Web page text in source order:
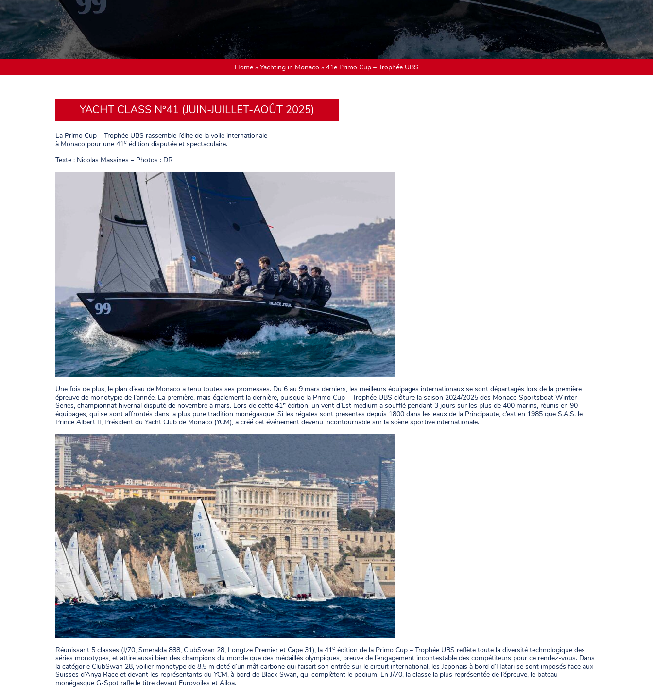
Home » Yachting in Monaco » 41e Primo Cup – Trophée UBS
YACHT CLASS N°41 (JUIN-JUILLET-AOÛT 2025)
La Primo Cup – Trophée UBS rassemble l’élite de la voile internationale
à Monaco pour une 41e édition disputée et spectaculaire.
Texte : Nicolas Massines – Photos : DR
Une fois de plus, le plan d’eau de Monaco a tenu toutes ses promesses. Du 6 au 9 mars derniers, les meilleurs équipages internationaux se sont départagés lors de la première
épreuve de monotypie de l’année. La première, mais également la dernière, puisque la Primo Cup – Trophée UBS clôture la saison 2024/2025 des Monaco Sportsboat Winter
Series, championnat hivernal disputé de novembre à mars. Lors de cette 41e édition, un vent d’Est médium a soufflé pendant 3 jours sur les plus de 400 marins, réunis en 90
équipages, qui se sont affrontés dans la plus pure tradition monégasque. Si les régates sont présentes depuis 1800 dans les eaux de la Principauté, c’est en 1985 que S.A.S. le
Prince Albert II, Président du Yacht Club de Monaco (YCM), a créé cet événement devenu incontournable sur la scène sportive internationale.
Réunissant 5 classes (J/70, Smeralda 888, ClubSwan 28, Longtze Premier et Cape 31), la 41e édition de la Primo Cup – Trophée UBS reflète toute la diversité technologique des
séries monotypes, et attire aussi bien des champions du monde que des médaillés olympiques, preuve de l’engagement incontestable des compétiteurs pour ce rendez-vous. Dans
la catégorie ClubSwan 28, voilier monotype de 8,5 m doté d’un mât carbone qui faisait son entrée sur le circuit international, les Japonais à bord d’Hatari se sont imposés face aux
Suisses d’Anya Race et devant les représentants du YCM, à bord de Black Swan, qui complètent le podium. En J/70, la classe la plus représentée de l’épreuve, le bateau
monégasque G-Spot rafle le titre devant Eurovoiles et Ailoa.